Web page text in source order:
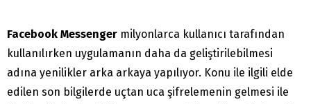
Facebook Messenger milyonlarca kullanıcı tarafından
kullanılırken uygulamanın daha da geliştirilebilmesi
adına yenilikler arka arkaya yapılıyor. Konu ile ilgili elde
edilen son bilgilerde uçtan uca şifrelemenin gelmesi ile